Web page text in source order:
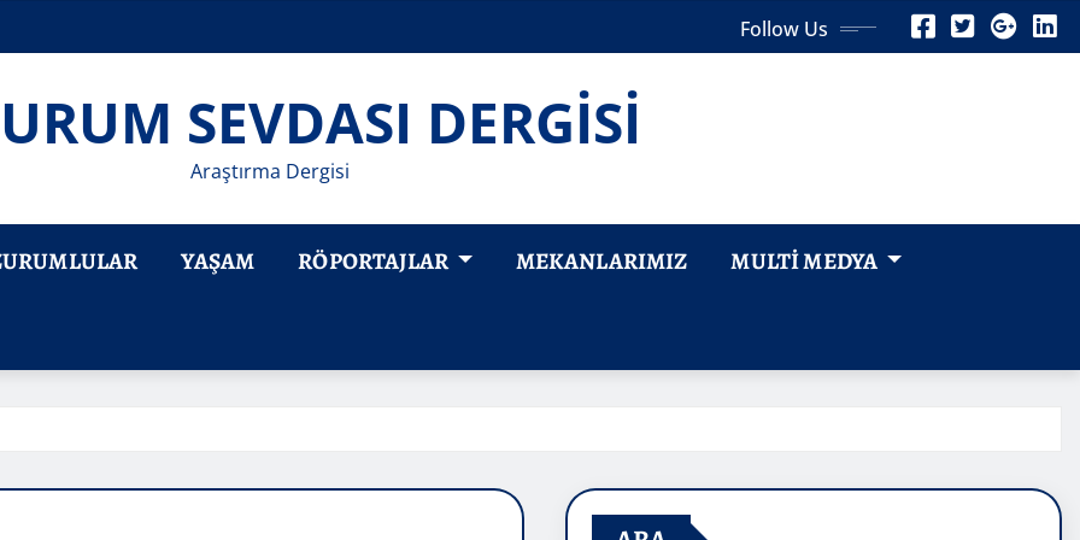
Follow Us
SEVDASI DERGİSİ
Araştırma Dergisi
YAŞAM RÖPORTAJLAR MEKANLARIMIZ MULTI MEDYA